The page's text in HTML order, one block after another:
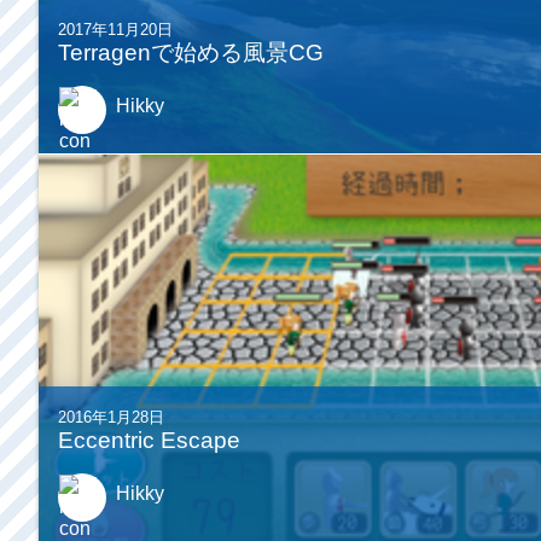
2017年11月20日
Terragenで始める風景CG
Hikky
2016年1月28日
Eccentric Escape
Hikky